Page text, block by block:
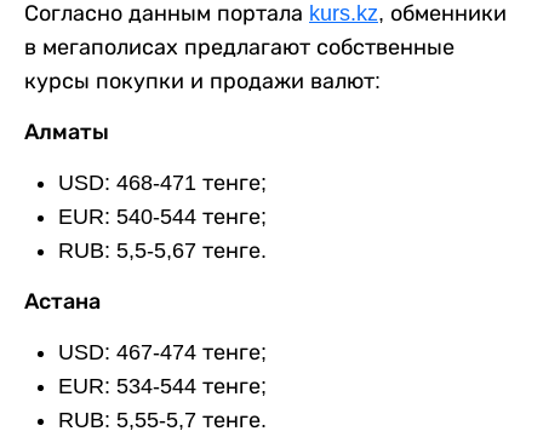
Согласно данным портала kurs.kz, обменники
в мегаполисах предлагают собственные
курсы покупки и продажи валют:
Алматы
USD: 468-471 тенге;
EUR: 540-544 тенге;
RUB: 5,5-5,67 тенге.
Астана
USD: 467-474 тенге;
EUR: 534-544 тенге;
RUB: 5,55-5,7 тенге.